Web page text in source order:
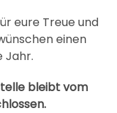
eure Treue und
einen
Jahr.
bleibt vom